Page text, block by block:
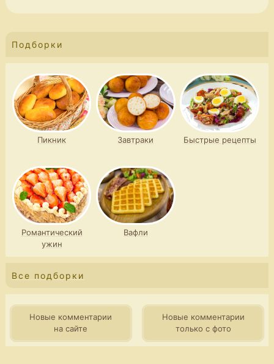
Подборки
Пикник Завтраки Быстрые рецепты
Романтический
ужин
Вафли
Все подборки
Новые комментарии
на сайте
Новые комментарии
только с фото